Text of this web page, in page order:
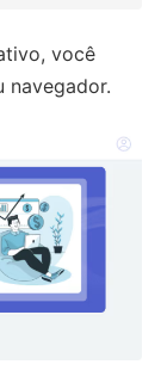
você
navegador.